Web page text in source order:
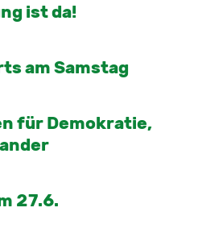
ist da!
am Samstag
für Demokratie,
27.6.